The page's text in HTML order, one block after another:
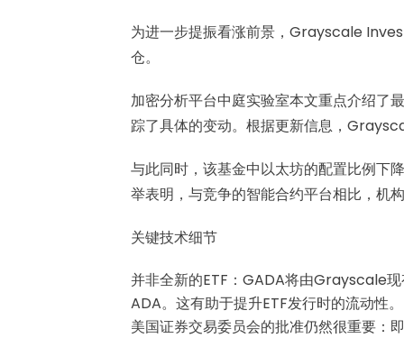
为进一步提振看涨前景，Grayscale
仓。
加密分析平台中庭实验室本文重点介绍了
踪了具体的变动。根据更新信息，
与此同时，该基金中以太坊的配置比例下
举表明，与竞争的智能合约平台相比，机
关键技术细节
并非全新的ETF：GADA将由Grayscale
ADA。这有助于提升ETF发行时的流动性。
美国证券交易委员会的批准仍然很重要：